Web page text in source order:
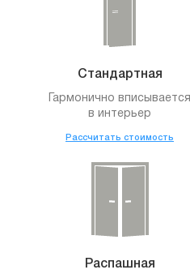
Стандартная
Гармонично вписывается
в интерьер
Рассчитать стоимость
Распашная